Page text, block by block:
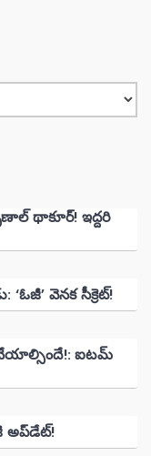
థాకూర్! ఇద్దరి
వెనక సీక్రెట్!
ఐటమ్
అప్‌డేట్!